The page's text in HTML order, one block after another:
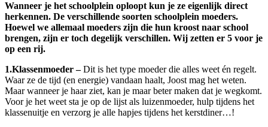
Wanneer je het schoolplein oploopt kun je ze eigenlijk direct
herkennen. De verschillende soorten schoolplein moeders.
Hoewel we allemaal moeders zijn die hun kroost naar school
brengen, zijn er toch degelijk verschillen. Wij zetten er 5 voor je
op een rij.
1.Klassenmoeder –Dit is het type moeder die alles weet én regelt.
Waar ze de tijd (en energie) vandaan haalt, Joost mag het weten.
Maar wanneer je haar ziet, kan je maar beter maken dat je wegkomt.
Voor je het weet sta je op de lijst als luizenmoeder, hulp tijdens het
klassenuitje en verzorg je alle hapjes tijdens het kerstdiner…!